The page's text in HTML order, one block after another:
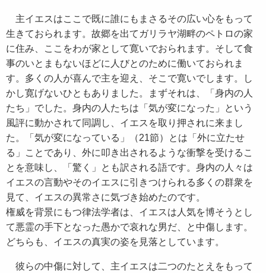
主イエスはここで既に誰にもまさるその広い心をもって
生きておられます。故郷を出てガリラヤ湖畔のペトロの家
に住み、ここをわが家として寛いでおられます。そして食
事のいとまもないほどに人びとのために働いておられま
す。多くの人が喜んで主を迎え、そこで寛いでします。し
かし寛げないひともありました。まずそれは、「身内の人
たち」でした。身内の人たちは「気が変になった」という
風評に動かされて同調し、イエスを取り押されに来まし
た。「気が変になっている」（21節）とは「外に立たせ
る」ことであり、外に叩き出されるような衝撃を受けるこ
とを意味し、「驚く」とも訳される語です。身内の人々は
イエスの言動やそのイエスに引きつけられる多くの群衆を
見て、イエスの異常さに気づき始めたのです。
権威を背景にもつ律法学者は、イエスは人気を博そうとし
て悪霊の手下となった愚かで哀れな男だ、と中傷します。
どちらも、イエスの真実の姿を見落としています。
彼らの中傷に対して、主イエスは二つのたとえをもって